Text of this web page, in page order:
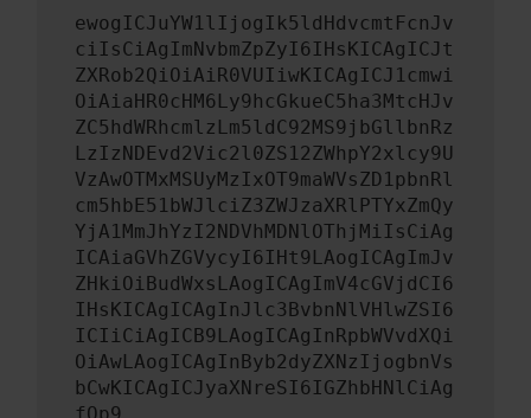
ewogICJuYW1lIjogIk5ldHdvcmtFcnJv
ciIsCiAgImNvbmZpZyI6IHsKICAgICJt
ZXRob2QiOiAiR0VUIiwKICAgICJ1cmwi
OiAiaHR0cHM6Ly9hcGkueC5ha3MtcHJv
ZC5hdWRhcmlzLm5ldC92MS9jbGllbnRz
LzIzNDEvd2Vic2l0ZS12ZWhpY2xlcy9U
VzAwOTMxMSUyMzIxOT9maWVsZD1pbnRl
cm5hbE51bWJlciZ3ZWJzaXRlPTYxZmQy
YjA1MmJhYzI2NDVhMDNlOThjMiIsCiAg
ICAiaGVhZGVycyI6IHt9LAogICAgImJv
ZHkiOiBudWxsLAogICAgImV4cGVjdCI6
IHsKICAgICAgInJlc3BvbnNlVHlwZSI6
ICIiCiAgICB9LAogICAgInRpbWVvdXQi
OiAwLAogICAgInByb2dyZXNzIjogbnVs
bCwKICAgICJyaXNreSI6IGZhbHNlCiAg